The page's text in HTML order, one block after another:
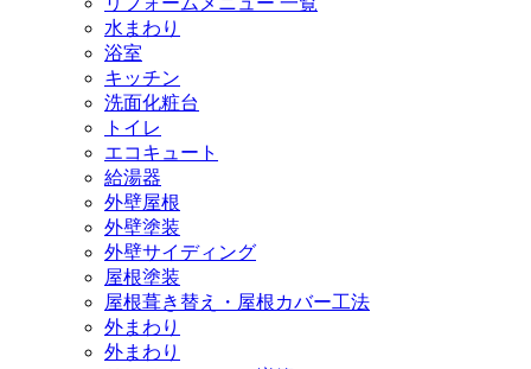
水まわり
浴室
キッチン
洗面化粧台
トイレ
エコキュート
給湯器
外壁屋根
外壁塗装
外壁サイディング
屋根塗装
屋根葺き替え・屋根カバー工法
外まわり
外まわり